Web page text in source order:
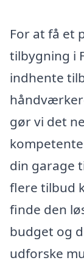
For at få et
tilbygning i
indhente
gør vi det
din garage
flere tilbud
finde den
budget og
udforske